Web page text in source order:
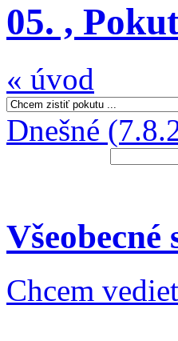
05. ,
« úvod
Dnešné
Chcem